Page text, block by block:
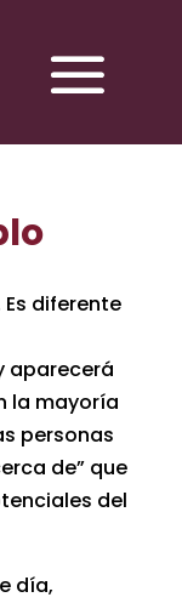
diferente
aparecerá
la mayoría
personas
de” que
del
día,